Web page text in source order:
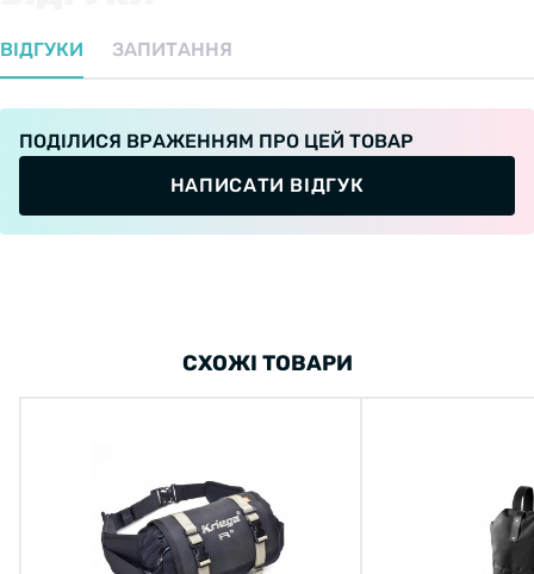
ВІДГУКИ ЗАПИТАННЯ
ПОДІЛИСЯ ВРАЖЕННЯМ ПРО ЦЕЙ ТОВАР
НАПИСАТИ ВІДГУК
СХОЖІ ТОВАРИ